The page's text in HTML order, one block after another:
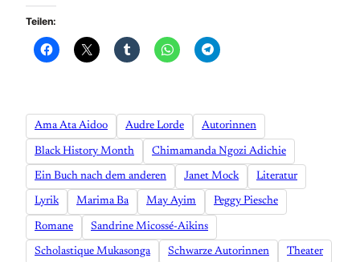
Teilen:
Ama Ata Aidoo Audre Lorde Autorinnen
Black History Month Chimamanda Ngozi Adichie
Ein Buch nach dem anderen Janet Mock Literatur
Lyrik Marima Ba May Ayim Peggy Piesche
Romane Sandrine Micossé-Aikins
Scholastique Mukasonga Schwarze Autorinnen Theater